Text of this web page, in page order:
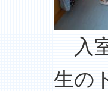
入
生の